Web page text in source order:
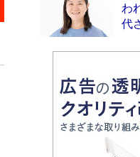
美輪明宏 晩年の
るための人生相
メントベストセラ
「宇宙兄弟」最
開発への関心を
版には「宇宙で
Book Bang
友近氏、絶賛！
人々が新たな一
とりのプラネット
わ
代